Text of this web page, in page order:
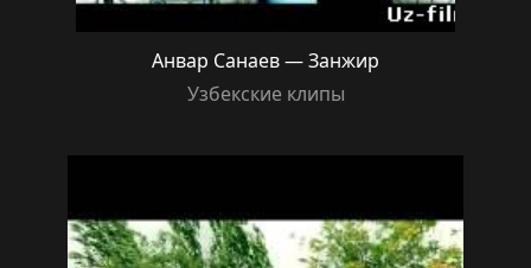
Анвар Санаев — Занжир
Узбекские клипы